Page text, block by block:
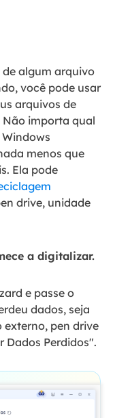
de algum arquivo
você pode usar
arquivos de
Não importa qual
menos que
Ela pode
drive, unidade
a digitalizar.
e passe o
dados, seja
externo, pen drive
Dados Perdidos".